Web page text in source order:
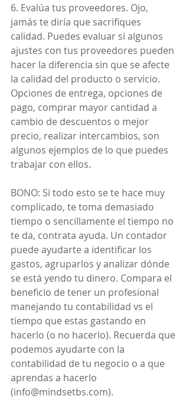
6. Evalúa tus proveedores. Ojo,
jamás te diría que sacrifiques
calidad. Puedes evaluar si algunos
ajustes con tus proveedores pueden
hacer la diferencia sin que se afecte
la calidad del producto o servicio.
Opciones de entrega, opciones de
pago, comprar mayor cantidad a
cambio de descuentos o mejor
precio, realizar intercambios, son
algunos ejemplos de lo que puedes
trabajar con ellos.
BONO: Si todo esto se te hace muy
complicado, te toma demasiado
tiempo o sencillamente el tiempo no
te da, contrata ayuda. Un contador
puede ayudarte a identificar los
gastos, agruparlos y analizar dónde
se está yendo tu dinero. Compara el
beneficio de tener un profesional
manejando tu contabilidad vs el
tiempo que estas gastando en
hacerlo (o no hacerlo). Recuerda que
podemos ayudarte con la
contabilidad de tu negocio o a que
aprendas a hacerlo
(info@mindsetbs.com).